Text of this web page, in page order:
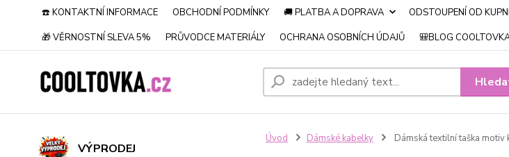
☎️ KONTAKTNÍ INFORMACE OBCHODNÍ PODMÍNKY 🚚 PLATBA A DOPRAVA ODSTOUPENÍ OD
🎁 VĚRNOSTNÍ SLEVA 5%
PRŮVODCE MATERIÁLY OCHRANA OSOBNÍCH ÚDAJŮ 🎒BLOG
VÝPRODEJ
Úvod Dámské kabelky Dámská textilní taška motiv